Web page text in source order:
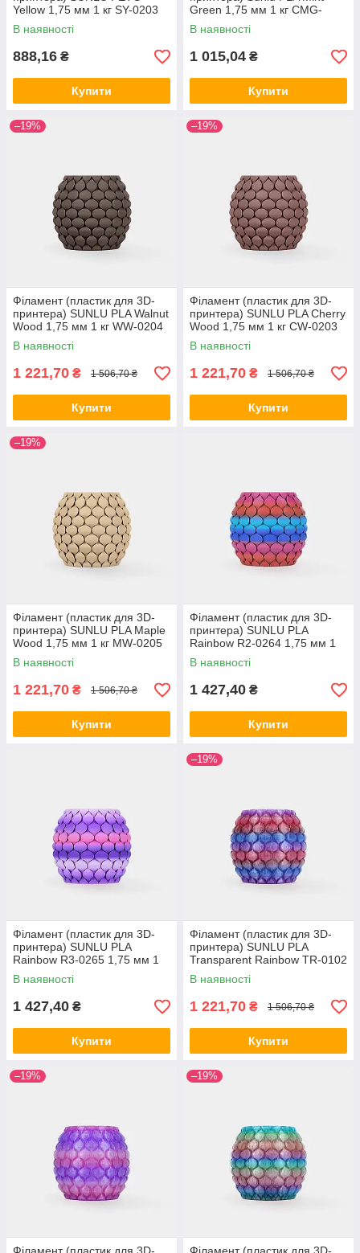
Yellow 1,75 мм 1 кг SY-0203
В наявності
888,16 ₴
Купити
Green 1,75 мм 1 кг CMG-
0159
В наявності
1 015,04 ₴
Купити
–19%
Філамент (пластик для 3D-
принтера) SUNLU PLA Walnut
Wood 1,75 мм 1 кг WW-0204
В наявності
1 221,70 ₴ 1 506,70 ₴
Купити
–19%
Філамент (пластик для 3D-
принтера) SUNLU PLA Cherry
Wood 1,75 мм 1 кг CW-0203
В наявності
1 221,70 ₴ 1 506,70 ₴
Купити
–19%
Філамент (пластик для 3D-
принтера) SUNLU PLA Maple
Wood 1,75 мм 1 кг MW-0205
В наявності
1 221,70 ₴ 1 506,70 ₴
Купити
Філамент (пластик для 3D-
принтера) SUNLU PLA
Rainbow R2-0264 1,75 мм 1
кг
В наявності
1 427,40 ₴
Купити
Філамент (пластик для 3D-
принтера) SUNLU PLA
Rainbow R3-0265 1,75 мм 1
кг
В наявності
1 427,40 ₴
Купити
–19%
Філамент (пластик для 3D-
принтера) SUNLU PLA
Transparent Rainbow TR-0102
1,75 мм 1 кг
В наявності
1 221,70 ₴ 1 506,70 ₴
Купити
–19% –19%